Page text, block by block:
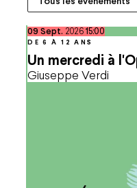
Un mercredi à
Giuseppe Verdi
DE 6 À 12 ANS
09septembre
Sept. 202615:00